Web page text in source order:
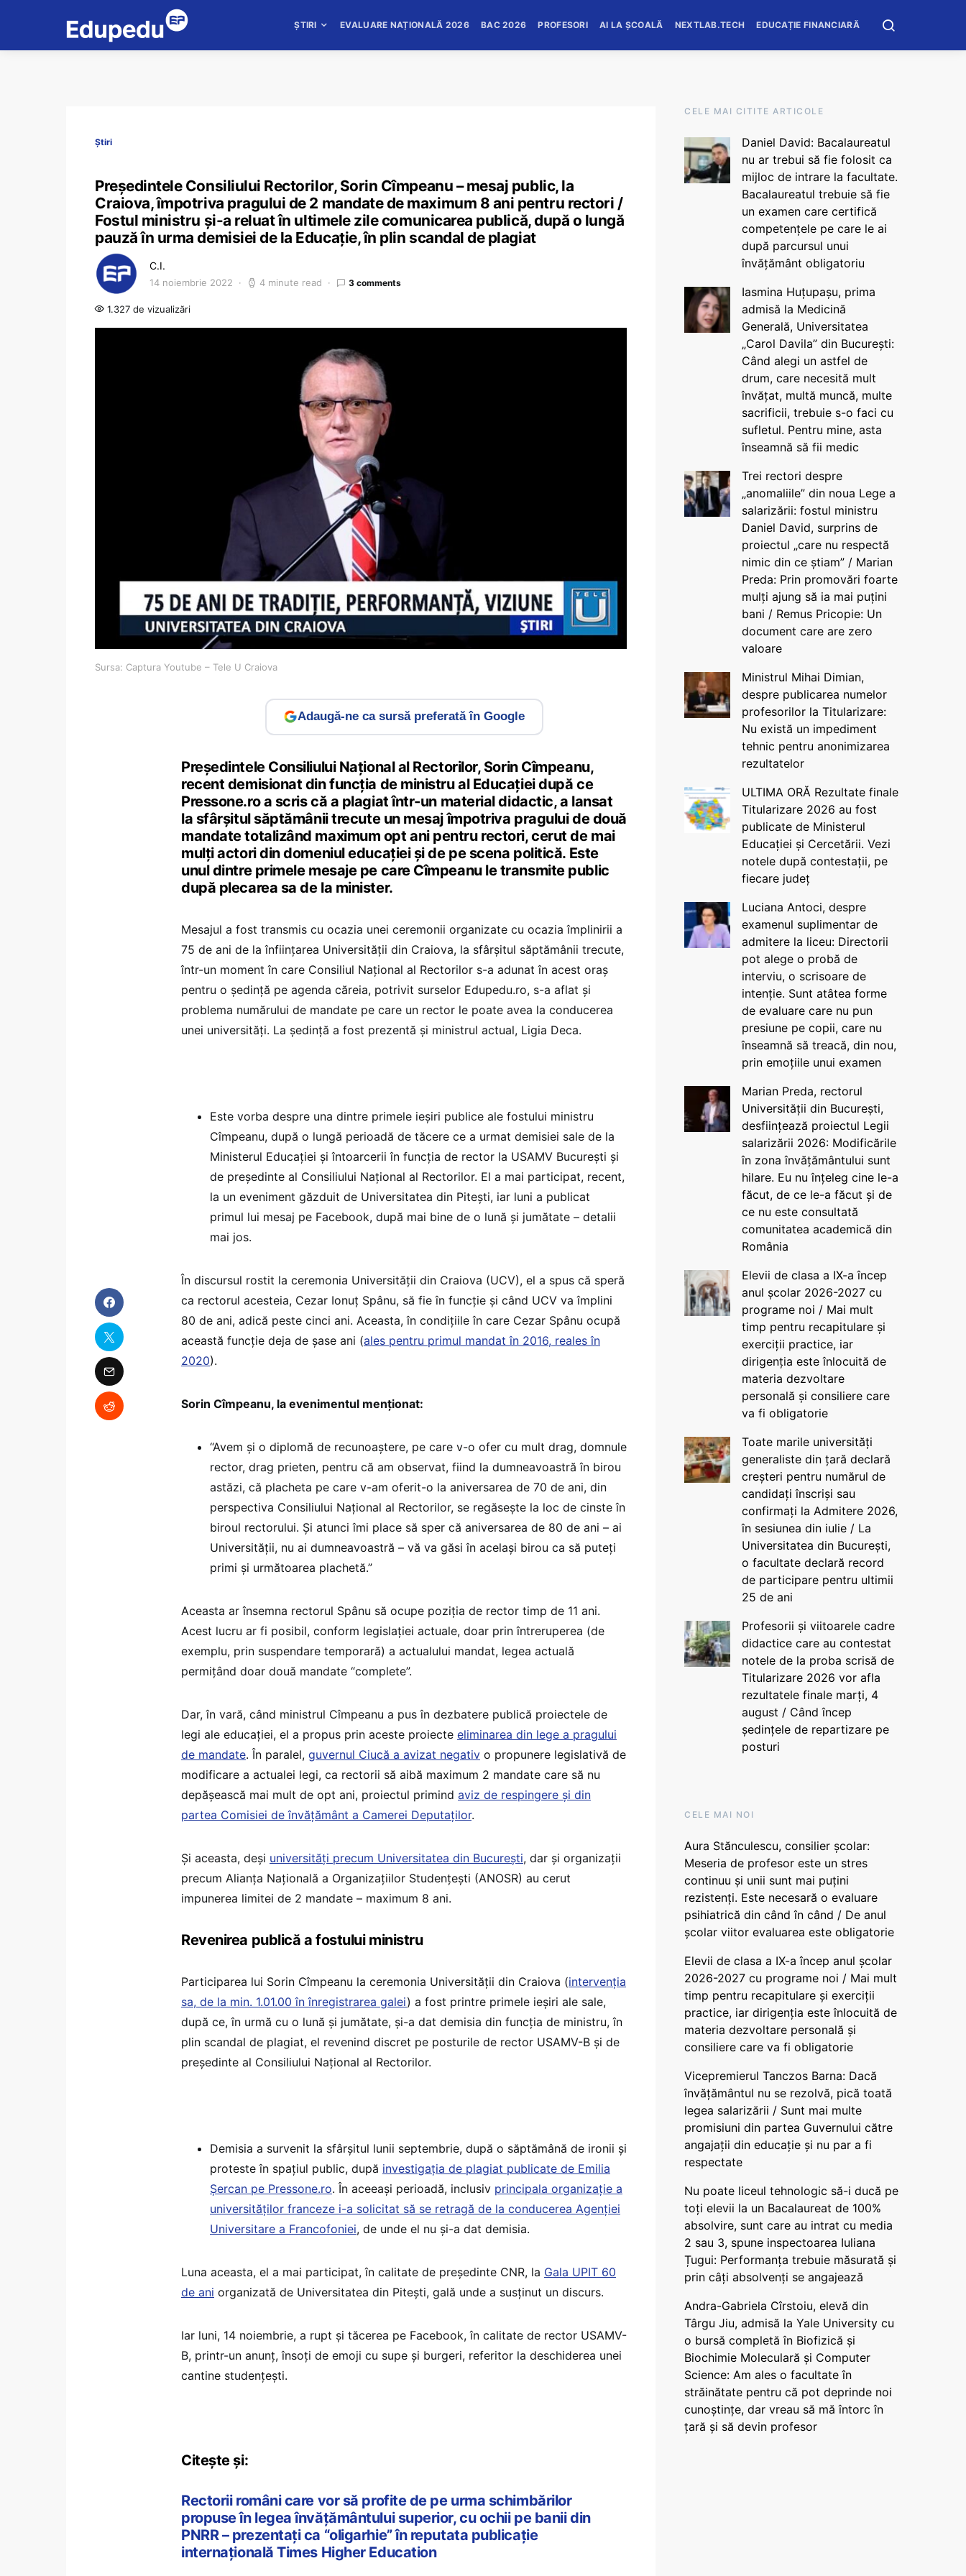
ȘTIRI EVALUARE NAȚIONALĂ 2026 BAC 2026 PROFESORI AI LA ȘCOALĂ NEXTLAB.TECH EDUCAȚIE FINANCIARĂ
Știri
Președintele Consiliului Rectorilor, Sorin Cîmpeanu – mesaj public, la
Craiova, împotriva pragului de 2 mandate de maximum 8 ani pentru rectori /
Fostul ministru și-a reluat în ultimele zile comunicarea publică, după o lungă
pauză în urma demisiei de la Educație, în plin scandal de plagiat
C.I.
14 noiembrie 2022 4 minute read 3 comments
1.327 de vizualizări
Sursa: Captura Youtube – Tele U Craiova
Adaugă-ne ca sursă preferată în Google
Președintele Consiliului Național al Rectorilor, Sorin Cîmpeanu,
recent demisionat din funcția de ministru al Educației după ce
Pressone.ro a scris că a plagiat într-un material didactic, a lansat
la sfârșitul săptămânii trecute un mesaj împotriva pragului de două
mandate totalizând maximum opt ani pentru rectori, cerut de mai
mulți actori din domeniul educației și de pe scena politică. Este
unul dintre primele mesaje pe care Cîmpeanu le transmite public
după plecarea sa de la minister.
Mesajul a fost transmis cu ocazia unei ceremonii organizate cu ocazia împlinirii a
75 de ani de la înființarea Universității din Craiova, la sfârșitul săptămânii trecute,
într-un moment în care Consiliul Național al Rectorilor s-a adunat în acest oraș
pentru o ședință pe agenda căreia, potrivit surselor Edupedu.ro, s-a aflat și
problema numărului de mandate pe care un rector le poate avea la conducerea
unei universități. La ședință a fost prezentă și ministrul actual, Ligia Deca.
Este vorba despre una dintre primele ieșiri publice ale fostului ministru
Cîmpeanu, după o lungă perioadă de tăcere ce a urmat demisiei sale de la
Ministerul Educației și întoarcerii în funcția de rector la USAMV București și
de președinte al Consiliului Național al Rectorilor. El a mai participat, recent,
la un eveniment găzduit de Universitatea din Pitești, iar luni a publicat
primul lui mesaj pe Facebook, după mai bine de o lună și jumătate – detalii
mai jos.
În discursul rostit la ceremonia Universității din Craiova (UCV), el a spus că speră
ca rectorul acesteia, Cezar Ionuț Spânu, să fie în funcție și când UCV va împlini
80 de ani, adică peste cinci ani. Aceasta, în condițiile în care Cezar Spânu ocupă
această funcție deja de șase ani (ales pentru primul mandat în 2016, reales în
2020).
Sorin Cîmpeanu, la evenimentul menționat:
“Avem și o diplomă de recunoaștere, pe care v-o ofer cu mult drag, domnule
rector, drag prieten, pentru că am observat, fiind la dumneavoastră în birou
astăzi, că placheta pe care v-am oferit-o la aniversarea de 70 de ani, din
perspectiva Consiliului Național al Rectorilor, se regăsește la loc de cinste în
biroul rectorului. Și atunci îmi place să sper că aniversarea de 80 de ani – ai
Universității, nu ai dumneavoastră – vă va găsi în același birou ca să puteți
primi și următoarea plachetă.”
Aceasta ar însemna rectorul Spânu să ocupe poziția de rector timp de 11 ani.
Acest lucru ar fi posibil, conform legislației actuale, doar prin întreruperea (de
exemplu, prin suspendare temporară) a actualului mandat, legea actuală
permițând doar două mandate “complete”.
Dar, în vară, când ministrul Cîmpeanu a pus în dezbatere publică proiectele de
legi ale educației, el a propus prin aceste proiecte eliminarea din lege a pragului
de mandate. În paralel, guvernul Ciucă a avizat negativ o propunere legislativă de
modificare a actualei legi, ca rectorii să aibă maximum 2 mandate care să nu
depășească mai mult de opt ani, proiectul primind aviz de respingere și din
partea Comisiei de învățământ a Camerei Deputaților.
Și aceasta, deși universități precum Universitatea din București, dar și organizații
precum Alianța Națională a Organizațiilor Studențești (ANOSR) au cerut
impunerea limitei de 2 mandate – maximum 8 ani.
Revenirea publică a fostului ministru
Participarea lui Sorin Cîmpeanu la ceremonia Universității din Craiova (intervenția
sa, de la min. 1.01.00 în înregistrarea galei) a fost printre primele ieșiri ale sale,
după ce, în urmă cu o lună și jumătate, și-a dat demisia din funcția de ministru, în
plin scandal de plagiat, el revenind discret pe posturile de rector USAMV-B și de
președinte al Consiliului Național al Rectorilor.
Demisia a survenit la sfârșitul lunii septembrie, după o săptămână de ironii și
proteste în spațiul public, după investigația de plagiat publicate de Emilia
Șercan pe Pressone.ro. În aceeași perioadă, inclusiv principala organizație a
universităților franceze i-a solicitat să se retragă de la conducerea Agenției
Universitare a Francofoniei, de unde el nu și-a dat demisia.
Luna aceasta, el a mai participat, în calitate de președinte CNR, la Gala UPIT 60
de ani organizată de Universitatea din Pitești, gală unde a susținut un discurs.
Iar luni, 14 noiembrie, a rupt și tăcerea pe Facebook, în calitate de rector USAMV-
B, printr-un anunț, însoți de emoji cu supe și burgeri, referitor la deschiderea unei
cantine studențești.
Citește și:
Rectorii români care vor să profite de pe urma schimbărilor
propuse în legea învățământului superior, cu ochii pe banii din
PNRR – prezentați ca “oligarhie” în reputata publicație
internațională Times Higher Education
CELE MAI CITITE ARTICOLE
Daniel David: Bacalaureatul
nu ar trebui să fie folosit ca
mijloc de intrare la facultate.
Bacalaureatul trebuie să fie
un examen care certifică
competențele pe care le ai
după parcursul unui
învățământ obligatoriu
Iasmina Huțupașu, prima
admisă la Medicină
Generală, Universitatea
„Carol Davila” din București:
Când alegi un astfel de
drum, care necesită mult
învățat, multă muncă, multe
sacrificii, trebuie s-o faci cu
sufletul. Pentru mine, asta
înseamnă să fii medic
Trei rectori despre
„anomaliile” din noua Lege a
salarizării: fostul ministru
Daniel David, surprins de
proiectul „care nu respectă
nimic din ce știam” / Marian
Preda: Prin promovări foarte
mulți ajung să ia mai puțini
bani / Remus Pricopie: Un
document care are zero
valoare
Ministrul Mihai Dimian,
despre publicarea numelor
profesorilor la Titularizare:
Nu există un impediment
tehnic pentru anonimizarea
rezultatelor
ULTIMA ORĂ Rezultate finale
Titularizare 2026 au fost
publicate de Ministerul
Educației și Cercetării. Vezi
notele după contestații, pe
fiecare județ
Luciana Antoci, despre
examenul suplimentar de
admitere la liceu: Directorii
pot alege o probă de
interviu, o scrisoare de
intenție. Sunt atâtea forme
de evaluare care nu pun
presiune pe copii, care nu
înseamnă să treacă, din nou,
prin emoțiile unui examen
Marian Preda, rectorul
Universității din București,
desființează proiectul Legii
salarizării 2026: Modificările
în zona învățământului sunt
hilare. Eu nu înțeleg cine le-a
făcut, de ce le-a făcut și de
ce nu este consultată
comunitatea academică din
România
Elevii de clasa a IX-a încep
anul școlar 2026-2027 cu
programe noi / Mai mult
timp pentru recapitulare și
exerciții practice, iar
dirigenția este înlocuită de
materia dezvoltare
personală și consiliere care
va fi obligatorie
Toate marile universități
generaliste din țară declară
creșteri pentru numărul de
candidați înscriși sau
confirmați la Admitere 2026,
în sesiunea din iulie / La
Universitatea din București,
o facultate declară record
de participare pentru ultimii
25 de ani
Profesorii și viitoarele cadre
didactice care au contestat
notele de la proba scrisă de
Titularizare 2026 vor afla
rezultatele finale marți, 4
august / Când încep
ședințele de repartizare pe
posturi
CELE MAI NOI
Aura Stănculescu, consilier școlar:
Meseria de profesor este un stres
continuu și unii sunt mai puțini
rezistenți. Este necesară o evaluare
psihiatrică din când în când / De anul
școlar viitor evaluarea este obligatorie
Elevii de clasa a IX-a încep anul școlar
2026-2027 cu programe noi / Mai mult
timp pentru recapitulare și exerciții
practice, iar dirigenția este înlocuită de
materia dezvoltare personală și
consiliere care va fi obligatorie
Vicepremierul Tanczos Barna: Dacă
învățământul nu se rezolvă, pică toată
legea salarizării / Sunt mai multe
promisiuni din partea Guvernului către
angajații din educație și nu par a fi
respectate
Nu poate liceul tehnologic să-i ducă pe
toți elevii la un Bacalaureat de 100%
absolvire, sunt care au intrat cu media
2 sau 3, spune inspectoarea Iuliana
Țugui: Performanța trebuie măsurată și
prin câți absolvenți se angajează
Andra-Gabriela Cîrstoiu, elevă din
Târgu Jiu, admisă la Yale University cu
o bursă completă în Biofizică și
Biochimie Moleculară și Computer
Science: Am ales o facultate în
străinătate pentru că pot deprinde noi
cunoștințe, dar vreau să mă întorc în
țară și să devin profesor